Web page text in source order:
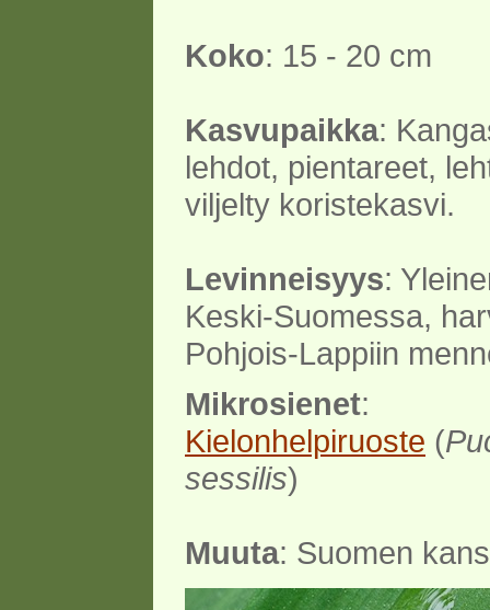
Koko: 15 - 20 cm
Kasvupaikka:
lehdot, pientareet,
viljelty koristekasvi.
Levinneisyys:
Keski-Suomessa,
Pohjois-Lappiin
Mikrosienet:
Kielonhelpiruoste (
sessilis)
Muuta: Suomen